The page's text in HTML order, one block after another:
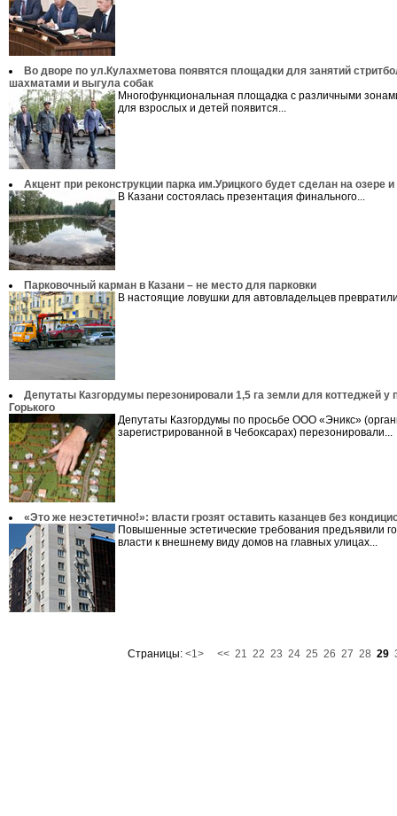
Во дворе по ул.Кулахметова появятся площадки для занятий
шахматами и выгула собак
Многофункциональная площадка с различными
для взрослых и детей появится...
Акцент при реконструкции парка им.Урицкого будет сделан на озере
В Казани состоялась презентация финального...
Парковочный карман в Казани – не место для парковки
В настоящие ловушки для автовладельцев
Депутаты Казгордумы перезонировали 1,5 га земли для коттеджей у
Горького
Депутаты Казгордумы по просьбе ООО «Эникс»
зарегистрированной в Чебоксарах) перезонировали...
«Это же неэстетично!»: власти грозят оставить казанцев без
Повышенные эстетические требования предъявили
власти к внешнему виду домов на главных улицах...
Страницы: <1> << 21 22 23 24 25 26 27 28 29